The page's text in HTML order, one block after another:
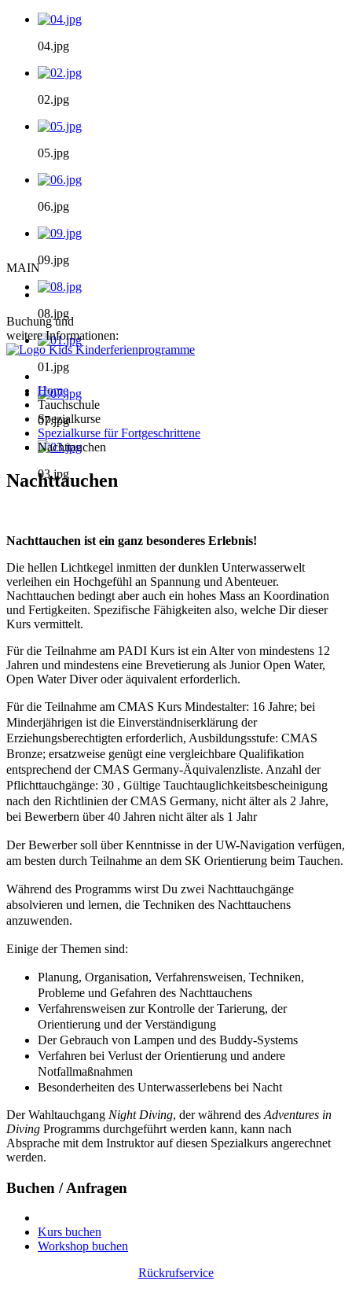
04.jpg
02.jpg
05.jpg
06.jpg
09.jpg
08.jpg
01.jpg
07.jpg
03.jpg
MAIN
Buchung und
weitere Informationen:
Home
Tauchschule
Spezialkurse
Spezialkurse für Fortgeschrittene
Nachttauchen
Nachttauchen
Nachttauchen ist ein ganz besonderes Erlebnis!
Die hellen Lichtkegel inmitten der dunklen Unterwasserwelt
verleihen ein Hochgefühl an Spannung und Abenteuer.
Nachttauchen bedingt aber auch ein hohes Mass an Koordination
und Fertigkeiten. Spezifische Fähigkeiten also, welche Dir dieser
Kurs vermittelt.
Für die Teilnahme am PADI Kurs ist ein Alter von mindestens 12
Jahren und mindestens eine Brevetierung als Junior Open Water,
Open Water Diver oder äquivalent erforderlich.
Für die Teilnahme am CMAS Kurs Mindestalter: 16 Jahre; bei
Minderjährigen ist die Einverständniserklärung der
Erziehungsberechtigten erforderlich, Ausbildungsstufe: CMAS
Bronze; ersatzweise genügt eine vergleichbare Qualifikation
entsprechend der CMAS Germany-Äquivalenzliste. Anzahl der
Pflichttauchgänge: 30 , Gültige Tauchtauglichkeitsbescheinigung
nach den Richtlinien der CMAS Germany, nicht älter als 2 Jahre,
bei Bewerbern über 40 Jahren nicht älter als 1 Jahr
Der Bewerber soll über Kenntnisse in der UW-Navigation verfügen,
am besten durch Teilnahme an dem SK Orientierung beim Tauchen.
Während des Programms wirst Du zwei Nachttauchgänge
absolvieren und lernen, die Techniken des Nachttauchens
anzuwenden.
Einige der Themen sind:
Planung, Organisation, Verfahrensweisen, Techniken,
Probleme und Gefahren des Nachttauchens
Verfahrensweisen zur Kontrolle der Tarierung, der
Orientierung und der Verständigung
Der Gebrauch von Lampen und des Buddy-Systems
Verfahren bei Verlust der Orientierung und andere
Notfallmaßnahmen
Besonderheiten des Unterwasserlebens bei Nacht
Der Wahltauchgang Night Diving, der während des Adventures in
Diving Programms durchgeführt werden kann, kann nach
Absprache mit dem Instruktor auf diesen Spezialkurs angerechnet
werden.
Buchen / Anfragen
Kurs buchen
Workshop buchen
Rückrufservice